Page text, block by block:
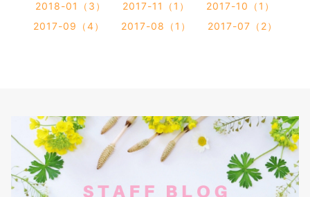
2018-01（3）
2017-11（1）
2017-10（1）
2017-09（4）
2017-08（1） 2017-07（2）